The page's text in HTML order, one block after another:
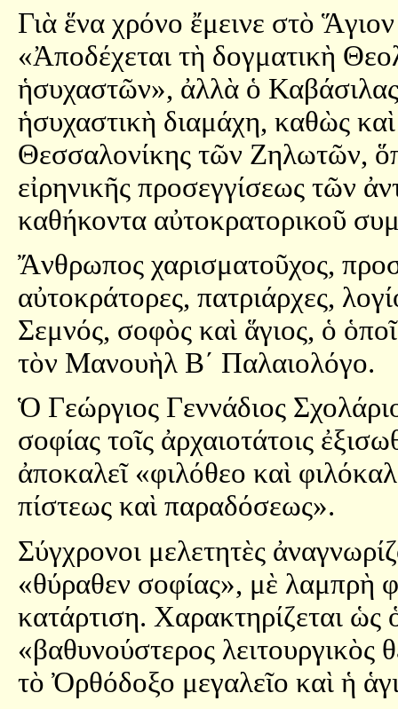
Γιὰ ἕνα χρόνο ἔμεινε στὸ
«Ἀποδέχεται τὴ δογματικὴ
ἡσυχαστῶν», ἀλλὰ ὁ
ἡσυχαστικὴ διαμάχη, καθὼς
Θεσσαλονίκης τῶν Ζηλωτῶν,
εἰρηνικῆς προσεγγίσεως τῶν
καθήκοντα αὐτοκρατορικοῦ
Ἄνθρωπος χαρισματοῦχος,
αὐτοκράτορες, πατριάρχες,
Σεμνός, σοφὸς καὶ ἅγιος, ὁ
τὸν Μανουὴλ Β´ Παλαιολόγο.
Ὁ Γεώργιος Γεννάδιος
σοφίας τοῖς ἀρχαιοτάτοις
ἀποκαλεῖ «φιλόθεο καὶ
πίστεως καὶ παραδόσεως».
Σύγχρονοι μελετητὲς
«θύραθεν σοφίας», μὲ λαμπρὴ
κατάρτιση. Χαρακτηρίζεται
«βαθυνούστερος λειτουργικὸς
τὸ Ὀρθόδοξο μεγαλεῖο καὶ ἡ